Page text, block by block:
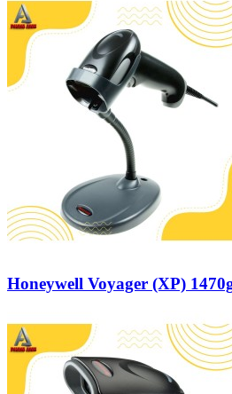
Honeywell Voyager (XP)